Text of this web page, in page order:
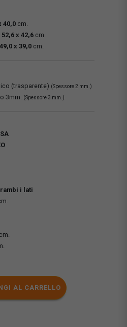
40,0 cm.
52,6 x 42,6 cm.
49,0 x 39,0 cm.
(trasparente) (Spessore 2 mm.)
3mm. (Spessore 3 mm.)
i lati
AL CARRELLO